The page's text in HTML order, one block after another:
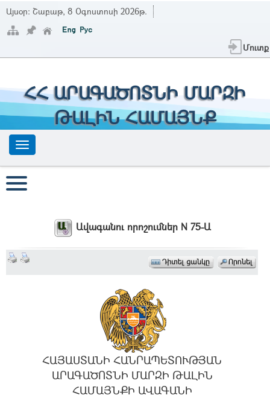
Այսօր: Շաբաթ, 8 Օգոստոսի 2026թ.
Մուտք
ՀՀ ԱՐԱԳԱԾՈՏՆԻ ՄԱՐԶԻ
ԹԱԼԻՆ ՀԱՄԱՅՆՔ
Ավագանու որոշումներ N 75-Ա
ՀԱՅԱՍՏԱՆԻ ՀԱՆՐԱՊԵՏՈՒԹՅԱՆ
ԱՐԱԳԱԾՈՏՆԻ ՄԱՐԶԻ ԹԱԼԻՆ
ՀԱՄԱՅՆՔԻ ԱՎԱԳԱՆԻ